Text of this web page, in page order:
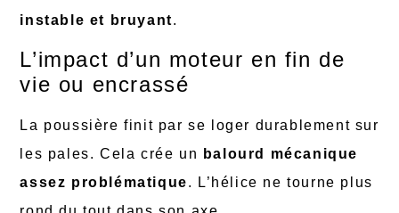
instable et bruyant.
L’impact d’un moteur en fin de
vie ou encrassé
La poussière finit par se loger durablement sur
les pales. Cela crée un
balourd mécanique
assez problématique. L’hélice ne tourne plus